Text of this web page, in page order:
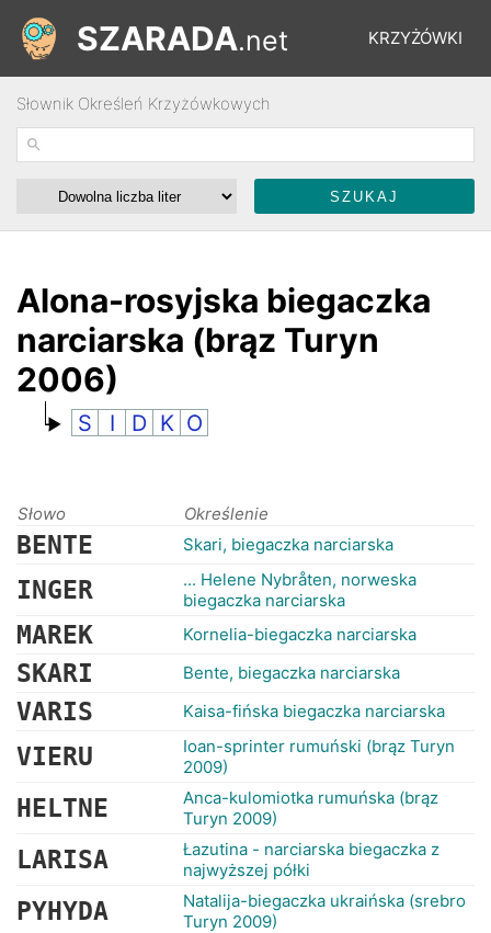
KRZYŻÓWKI
ŁAMIGŁÓWKI
SZARADA.net
Słownik Określeń Krzyżówkowych
Alona-rosyjska biegaczka
narciarska (brąz Turyn
2006)
S I D K O
Słowo Określenie
BENTE Skari, biegaczka narciarska
INGER
... Helene Nybråten, norweska
biegaczka narciarska
MAREK Kornelia-biegaczka narciarska
SKARI Bente, biegaczka narciarska
VARIS Kaisa-fińska biegaczka narciarska
VIERU
Ioan-sprinter rumuński (brąz Turyn
2009)
HELTNE
Anca-kulomiotka rumuńska (brąz
Turyn 2009)
LARISA
Łazutina - narciarska biegaczka z
najwyższej półki
PYHYDA
Natalija-biegaczka ukraińska (srebro
Turyn 2009)